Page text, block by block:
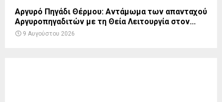
Αργυρό Πηγάδι Θέρμου: Αντάμωμα των απανταχού
Αργυροπηγαδιτών με τη Θεία Λειτουργία στον...
9 Αυγούστου 2026